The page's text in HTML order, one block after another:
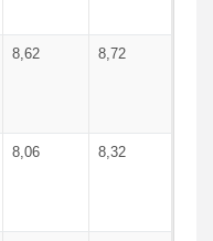
8,62 8,72
8,06 8,32